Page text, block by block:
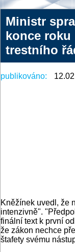
Ministr
konce
trestního
publikováno:
Kněžínek uvedl, že
intenzivně".
finální text k první
že zákon nechce
štafety svému